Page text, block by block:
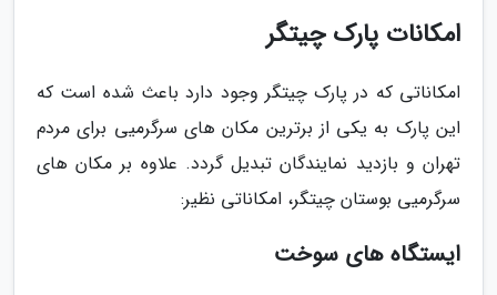
امکانات پارک چیتگر
امکاناتی که در پارک چیتگر وجود دارد باعث شده است که
این پارک به یکی از برترین مکان های سرگرمیی برای مردم
تهران و بازدید نمایندگان تبدیل گردد. علاوه بر مکان های
سرگرمیی بوستان چیتگر، امکاناتی نظیر:
ایستگاه های سوخت